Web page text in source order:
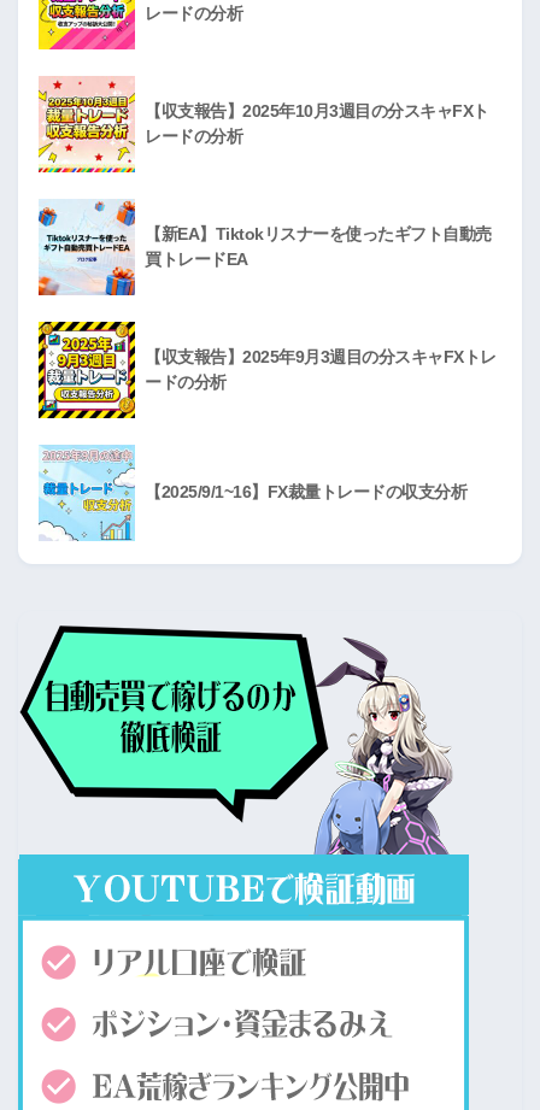
レードの分析
【収支報告】2025年10月3週目の分スキャFXト
レードの分析
【新EA】Tiktokリスナーを使ったギフト自動売
買トレードEA
【収支報告】2025年9月3週目の分スキャFXトレ
ードの分析
【2025/9/1~16】FX裁量トレードの収支分析